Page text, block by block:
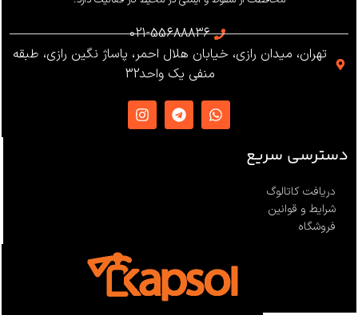
021-55688836
تهران، میدان رازی، خیابان هلال احمر، پاساژ نگین رازی، طبقه
منفی یک واحد32
دسترسی سریع
دریافت کاتالوگ
شرایط و قوانین
فروشگاه